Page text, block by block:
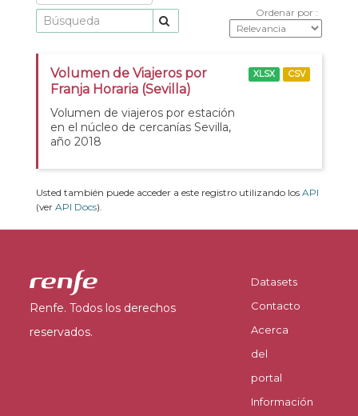
Ordenar por
Volumen de Viajeros por
Franja Horaria (Sevilla)
Volumen de viajeros por estación
en el núcleo de cercanías Sevilla,
año 2018
XLSX CSV
Usted también puede acceder a este registro utilizando los API
(ver API Docs).
Renfe. Todos los derechos
reservados.
Datasets
Contacto
Acerca
del
portal
Información